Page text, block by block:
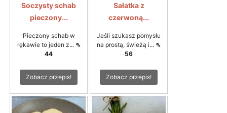
Soczysty schab
pieczony...
Pieczony schab w
rękawie to jeden z... ⇖
44
Zobacz przepis!
Sałatka z
czerwoną...
Jeśli szukasz pomysłu
na prostą, świeżą i... ⇖
56
Zobacz przepis!